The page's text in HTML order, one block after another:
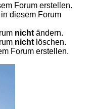
Forum erstellen.
diesem Forum
nicht ändern.
nicht löschen.
Forum erstellen.